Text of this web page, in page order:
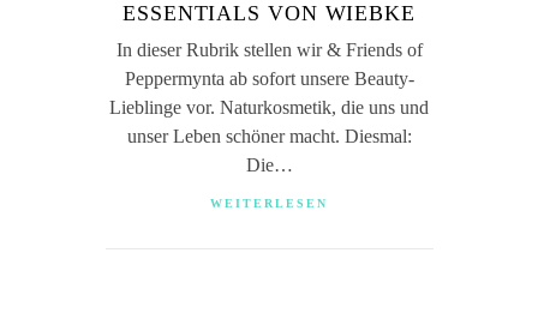
ESSENTIALS VON WIEBKE
In dieser Rubrik stellen wir & Friends of
Peppermynta ab sofort unsere Beauty-
Lieblinge vor. Naturkosmetik, die uns und
unser Leben schöner macht. Diesmal:
Die…
WEITERLESEN